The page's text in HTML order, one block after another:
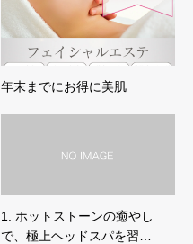
年末までにお得に美肌
1. ホットストーンの癒やし
で、極上ヘッドスパを習…